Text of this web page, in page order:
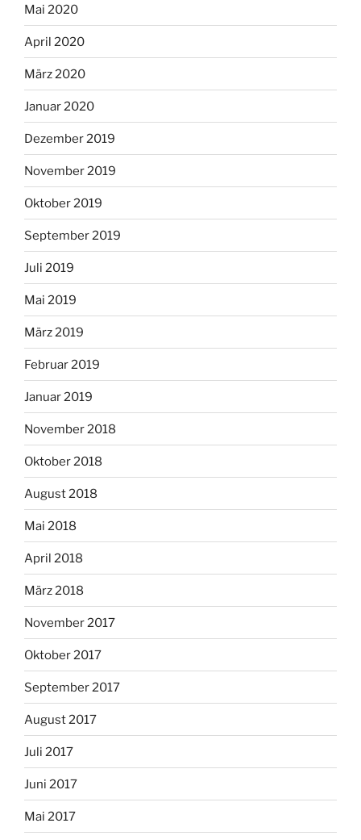
Mai 2020
April 2020
März 2020
Januar 2020
Dezember 2019
November 2019
Oktober 2019
September 2019
Juli 2019
Mai 2019
März 2019
Februar 2019
Januar 2019
November 2018
Oktober 2018
August 2018
Mai 2018
April 2018
März 2018
November 2017
Oktober 2017
September 2017
August 2017
Juli 2017
Juni 2017
Mai 2017